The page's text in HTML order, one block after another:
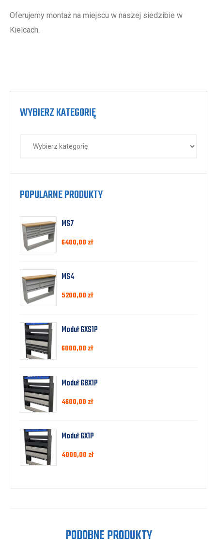
Oferujemy montaż na miejscu w naszej siedzibie w
Kielcach.
WYBIERZ KATEGORIĘ
POPULARNE PRODUKTY
MS7
6400,00 zł
MS4
5200,00 zł
Moduł GXS1P
6000,00 zł
Moduł GBX1P
4600,00 zł
Moduł GX1P
4000,00 zł
PODOBNE PRODUKTY